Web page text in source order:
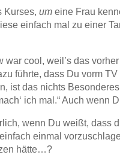
Kurses, um eine Frau
einfach mal zu einer
cool, weil’s das
führte, dass Du vorm
ist das nichts
ich mal.“ Auch wenn
wenn Du weißt, dass
einmal
hätte…?